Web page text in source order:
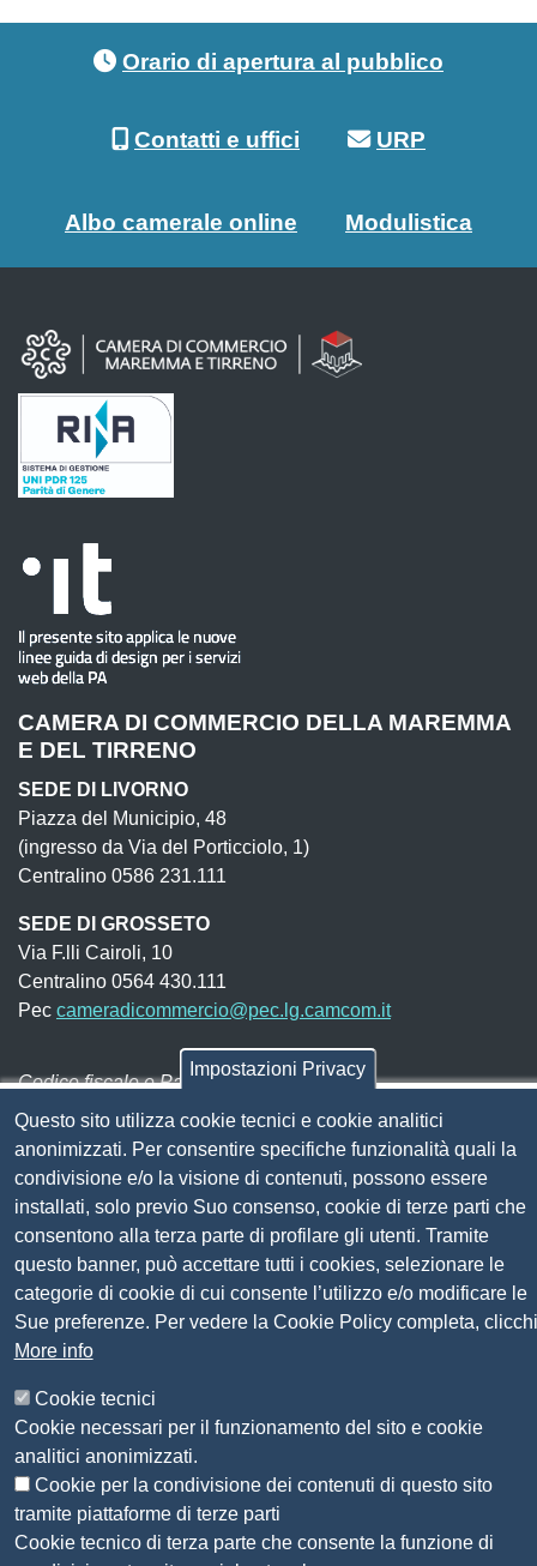
Orario di apertura al pubblico
Contatti e uffici URP
Albo camerale online Modulistica
CAMERA DI COMMERCIO DELLA MAREMMA
E DEL TIRRENO
SEDE DI LIVORNO
Piazza del Municipio, 48
(ingresso da Via del Porticciolo, 1)
Centralino 0586 231.111
SEDE DI GROSSETO
Via F.lli Cairoli, 10
Centralino 0564 430.111
Pec cameradicommercio@pec.lg.camcom.it
Codice fiscale e Partita Iva:01838690491
Codice univoco fatturazione elettronica:UFN1JE
Seguici su
Sito web
Amministrazione trasparente
Mappa del sito
Privacy
Social Media Policy
Dichiarazione di accessibilità
Feedback accessibilità
Siti tematici: Maremma e Tirreno Itinerari
© 2026 CAMERA DI COMMERCIO DELLA
Impostazioni Privacy
Questo sito utilizza cookie tecnici e cookie analitici
anonimizzati. Per consentire specifiche funzionalità quali la
condivisione e/o la visione di contenuti, possono essere
installati, solo previo Suo consenso, cookie di terze parti che
consentono alla terza parte di profilare gli utenti. Tramite
questo banner, può accettare tutti i cookies, selezionare le
categorie di cookie di cui consente l’utilizzo e/o modificare le
Sue preferenze. Per vedere la Cookie Policy completa, clicchi
More info
Cookie tecnici
Cookie necessari per il funzionamento del sito e cookie
analitici anonimizzati.
Cookie per la condivisione dei contenuti di questo sito
tramite piattaforme di terze parti
Cookie tecnico di terza parte che consente la funzione di